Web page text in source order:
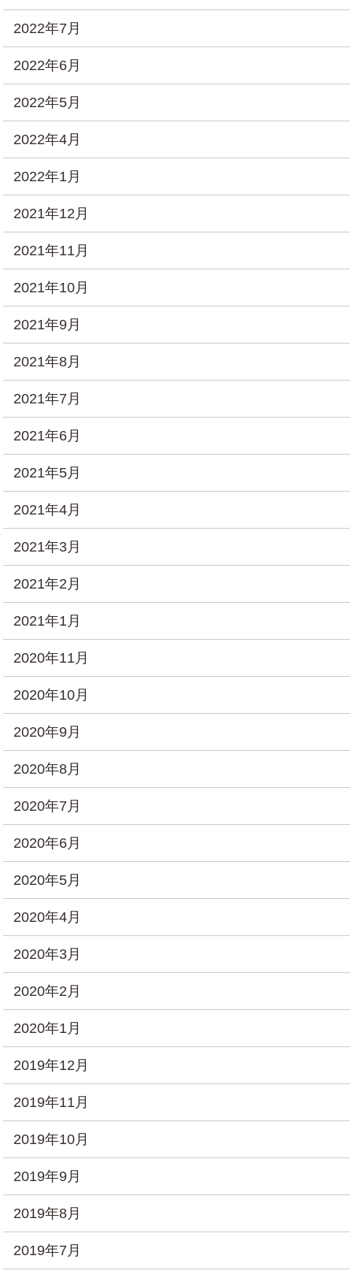
2022年7月
2022年6月
2022年5月
2022年4月
2022年1月
2021年12月
2021年11月
2021年10月
2021年9月
2021年8月
2021年7月
2021年6月
2021年5月
2021年4月
2021年3月
2021年2月
2021年1月
2020年11月
2020年10月
2020年9月
2020年8月
2020年7月
2020年6月
2020年5月
2020年4月
2020年3月
2020年2月
2020年1月
2019年12月
2019年11月
2019年10月
2019年9月
2019年8月
2019年7月